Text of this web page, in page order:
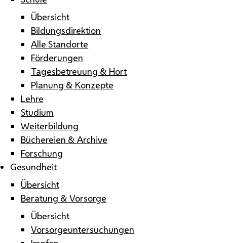
Übersicht
Bildungsdirektion
Alle Standorte
Förderungen
Tagesbetreuung & Hort
Planung & Konzepte
Lehre
Studium
Weiterbildung
Büchereien & Archive
Forschung
Gesundheit
Übersicht
Beratung & Vorsorge
Übersicht
Vorsorgeuntersuchungen